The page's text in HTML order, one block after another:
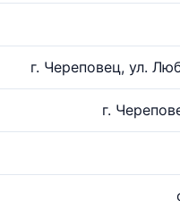
г. Череповец, ул.
г.